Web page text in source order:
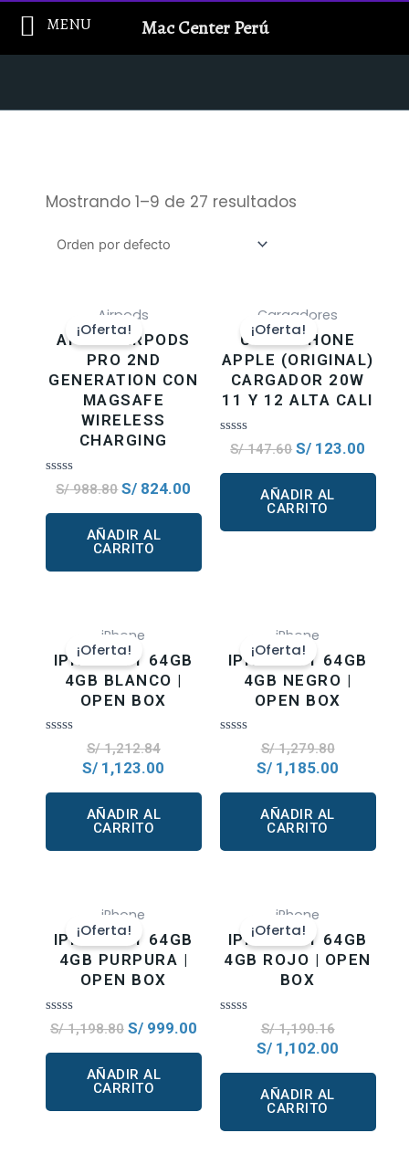
contenido
Mostrando 1–9 de 27 resultados
¡Oferta!
Airpods
APPLE AIRPODS
PRO 2ND
GENERATION CON
MAGSAFE
WIRELESS
CHARGING
Valorado
en
0
S/988.80 S/ 824.00
AÑADIR AL
CARRITO
¡Oferta!
Cargadores
CUBO IPHONE
APPLE (ORIGINAL)
CARGADOR 20W
11 Y 12 ALTA CALI
Valorado
en
0
S/147.60 S/ 123.00
AÑADIR AL
CARRITO
¡Oferta!
iPhone
IPHONE 11 64GB
4GB BLANCO |
OPEN BOX
Valorado
5
S/1,212.84
S/ 1,123.00
AÑADIR AL
CARRITO
¡Oferta!
iPhone
IPHONE 11 64GB
4GB NEGRO |
OPEN BOX
Valorado
5
S/1,279.80
S/ 1,185.00
AÑADIR AL
CARRITO
¡Oferta!
iPhone
IPHONE 11 64GB
4GB PURPURA |
OPEN BOX
Valorado
en
0
S/1,198.80 S/999.00
AÑADIR AL
CARRITO
¡Oferta!
iPhone
IPHONE 11 64GB
4GB ROJO | OPEN
BOX
Valorado
5
S/1,190.16
S/ 1,102.00
AÑADIR AL
CARRITO
MENU Mac Center Perú